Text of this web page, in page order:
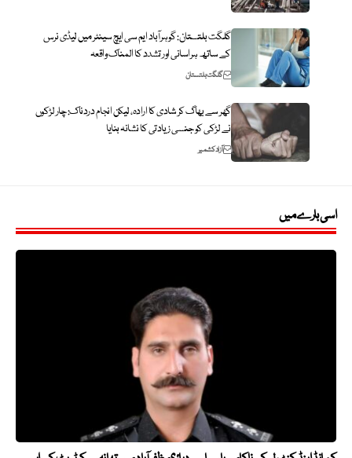
گلگت بلتستان: گوہرآباد ایم سی ایچ سینٹر میں لیڈی نرس
کے ساتھ ہراسانی اور تشدد کا المناک واقعہ
گلگت بلتستان
گھر سے بھاگ کر شادی کا ارادہ، لیکن انجام دردناک: چار لڑکوں
نے لڑکی کو جنسی زیادتی کا نشانہ بنایا
آزاد کشمیر
اسی بارے میں